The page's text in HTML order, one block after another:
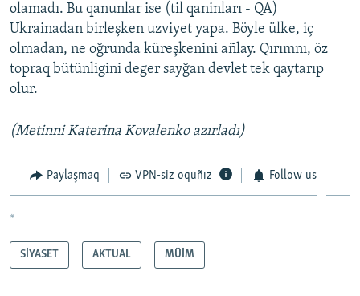
olamadı. Bu qanunlar ise (til qaninları - QA)
Ukrainadan birleşken uzviyet yapa. Böyle ülke, iç
olmadan, ne oğrunda küreşkenini añlay. Qırımnı, öz
topraq bütünligini deger sayğan devlet tek qaytarıp
olur.
(Metinni Katerina Kovalenko azırladı)
Paylaşmaq VPN-siz oquñız Follow us
*
SİYASET AKTUAL MÜİM